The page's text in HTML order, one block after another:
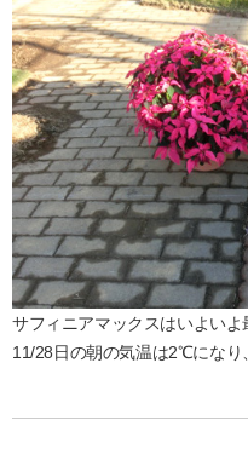
サフィニアマックスはいよいよ
11/28日の朝の気温は2℃になり